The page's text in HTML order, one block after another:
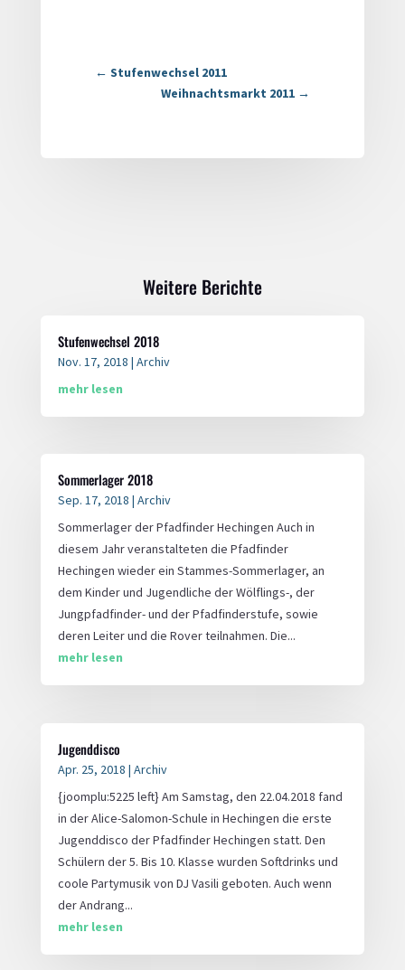
← Stufenwechsel 2011
Weihnachtsmarkt 2011 →
Weitere Berichte
Stufenwechsel 2018
Nov. 17, 2018 | Archiv
mehr lesen
Sommerlager 2018
Sep. 17, 2018 | Archiv
Sommerlager der Pfadfinder Hechingen Auch in
diesem Jahr veranstalteten die Pfadfinder
Hechingen wieder ein Stammes-Sommerlager, an
dem Kinder und Jugendliche der Wölflings-, der
Jungpfadfinder- und der Pfadfinderstufe, sowie
deren Leiter und die Rover teilnahmen. Die...
mehr lesen
Jugenddisco
Apr. 25, 2018 | Archiv
{joomplu:5225 left} Am Samstag, den 22.04.2018 fand
in der Alice-Salomon-Schule in Hechingen die erste
Jugenddisco der Pfadfinder Hechingen statt. Den
Schülern der 5. Bis 10. Klasse wurden Softdrinks und
coole Partymusik von DJ Vasili geboten. Auch wenn
der Andrang...
mehr lesen